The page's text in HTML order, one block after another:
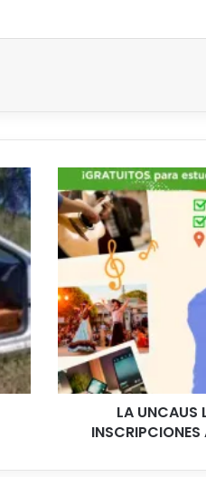
UNCAUS
LANZA
LOS
TALLERES
CULTURALES
2026:
INSCRIPCIONES
ABIERTAS
Y
GRATUITAS
PARA
LA UNCAUS